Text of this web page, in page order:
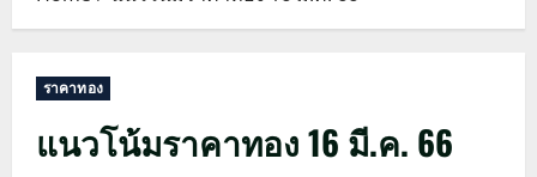
ราคาทอง
แนวโน้มราคาทอง 16 มี.ค. 66